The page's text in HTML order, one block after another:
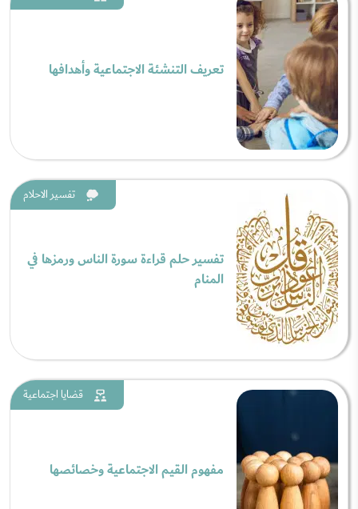
تعريف التنشئة الاجتماعية وأهدافها
تفسير الاحلام
تفسير حلم قراءة سورة الناس ورمزها في
المنام
قضايا اجتماعية
مفهوم القيم الاجتماعية وخصائصها